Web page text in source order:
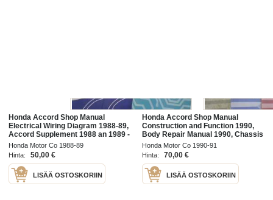
Honda Accord Shop Manual
Electrical Wiring Diagram 1988-89,
Accord Supplement 1988 an 1989 -
Sisältää Honda Accordin 3 eri
korjauskirjaa, katso kuvista
tarkemmin
Honda Motor Co 1988-89
Hinta:
50,00 €
LISÄÄ OSTOSKORIIN
Honda Accord Shop Manual
Construction and Function 1990,
Body Repair Manual 1990, Chassis
Maintenance and Repair 1990,
Accord Supplement 1991 - Sisältää
Honda
Honda Motor Co 1990-91
Hinta:
70,00 €
LISÄÄ OSTOSKORIIN